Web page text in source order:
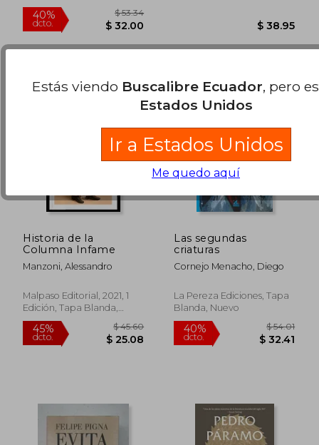
45%
dcto. $ 23.12
40%
dcto. $
Historia de la
Columna Infame
Manzoni, Alessandro
Malpaso Editorial, 2021, 1
Edición, Tapa Blanda,
Nuevo
Las segundas
criaturas
Cornejo Menacho, Diego
La Pereza Ediciones, Tapa
Blanda, Nuevo
Estás viendo Buscalibre Ecuador, pero
Estados Unidos
Ir a Estados Unidos
Me quedo aquí